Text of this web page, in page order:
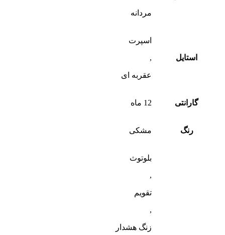
مردانه
استایل
اسپرت
,
عقربه ای
گارانتی 12 ماه
رنگ مشکی
بلوتوث
,
تقویم
,
زنگ هشدار